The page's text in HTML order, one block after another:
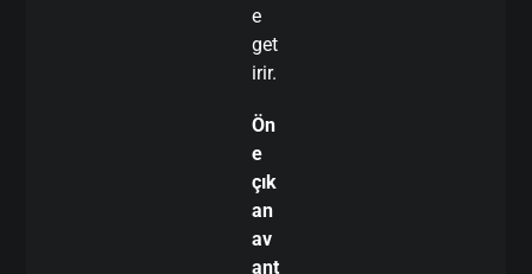
e
get
irir.
Ön
e
çık
an
av
ant